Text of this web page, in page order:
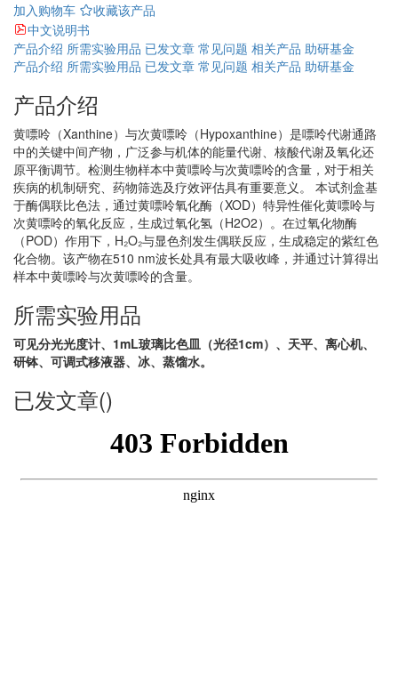
加入购物车
收藏该产品
中文说明书
产品介绍 所需实验用品 已发文章 常见问题 相关产品 助研基金
产品介绍 所需实验用品 已发文章 常见问题 相关产品 助研基金
产品介绍
黄嘌呤（Xanthine）与次黄嘌呤（Hypoxanthine）是嘌呤代谢通路
中的关键中间产物，广泛参与机体的能量代谢、核酸代谢及氧化还
原平衡调节。检测生物样本中黄嘌呤与次黄嘌呤的含量，对于相关
疾病的机制研究、药物筛选及疗效评估具有重要意义。 本试剂盒基
于酶偶联比色法，通过黄嘌呤氧化酶（XOD）特异性催化黄嘌呤与
次黄嘌呤的氧化反应，生成过氧化氢（H2O2）。在过氧化物酶
（POD）作用下，H₂O₂与显色剂发生偶联反应，生成稳定的紫红色
化合物。该产物在510 nm波长处具有最大吸收峰，并通过计算得出
样本中黄嘌呤与次黄嘌呤的含量。
所需实验用品
可见分光光度计、1mL玻璃比色皿（光径1cm）、天平、离心机、
研钵、可调式移液器、冰、蒸馏水。
已发文章()